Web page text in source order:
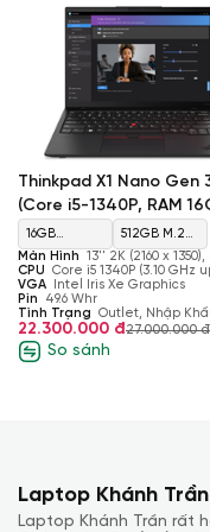
Màn hình
Thinkpad X1 Nano Gen
(Core i5-1340P, RAM
SSD 512GB, Intel Iris Xe
Graphics, Màn 13’’ 2K)
16GB
LPDDR5-
5200MHz
(Soldered)
512GB M.2
PCIe Gen 4
SSD
Màn Hình 13'' 2K (2160 x 1350),
nits, 100% sRGB, Anti-Glare,
Light, Dobly Vision, HDR Non-
CPU Core i5 1340P (3.10 GHz
4.60 GHz, 12 cores, 16 threads,
Cache)
VGA
Intel Iris Xe Graphics
Pin
49.6 Whr
Tình Trạng Outlet, Nhập
22.300.000 đ27.000.000 đ
So sánh
Laptop Khánh Trần
Laptop Khánh Trần rất